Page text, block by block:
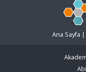
Ana Sayfa |